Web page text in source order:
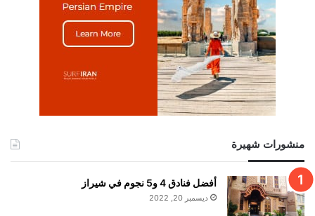
منشورات شهيرة
أفضل فنادق 4 و5 نجوم في شيراز
ديسمبر 20, 2022